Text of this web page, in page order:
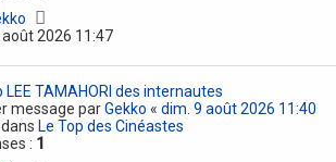
2026 11:47
LEE TAMAHORI des internautes
message parGekko « dim. 9 août 2026 11:40
Le Top des Cinéastes
: 1